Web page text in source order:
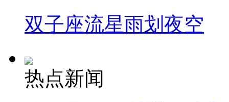
双子座流星雨划夜空
热点新闻